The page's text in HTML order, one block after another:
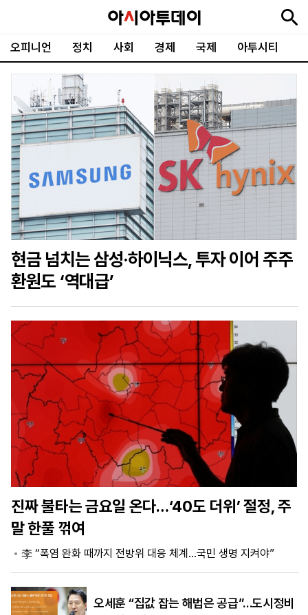
오피니언 정치 사회 경제 국제 아투시티
뉴
스
최
신
속
보
정
치
사
회
경
제
국
제
오
피
니
언
피
플
아
투
시
티
문
화
·
스
포
포
토
ENGLISH
中
文
Tiếng
Việt
지
면
기
신
문
독
후
원
기
제
보
시
회
사
개
앱
설
켓
파
워
운
세
학
동
골
프
현금 넘치는 삼성·하이닉스, 투자 이어 주주
환원도 ‘역대급’
진짜 불타는 금요일 온다…‘40도 더위’ 절정, 주
말 한풀 꺾여
李 “폭염 완화 때까지 전방위 대응 체계…국민 생명 지켜야”
오세훈 “집값 잡는 해법은 공급”…도시정비